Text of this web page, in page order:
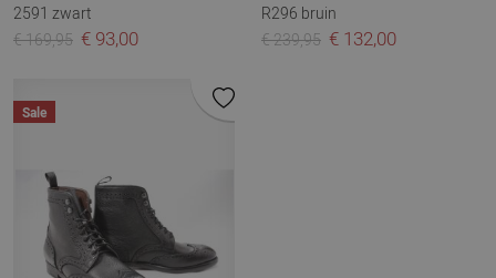
2591 zwart
€ 169,95 € 93,00
R296 bruin
€ 239,95 € 132,00
Sale